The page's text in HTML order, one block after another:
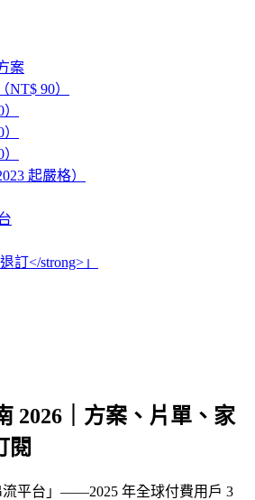
案
NT$ 90）
起嚴格）
訂</strong>」
2026｜方案、片單、家
閱
平台 」——2025 年全球付費用戶 3